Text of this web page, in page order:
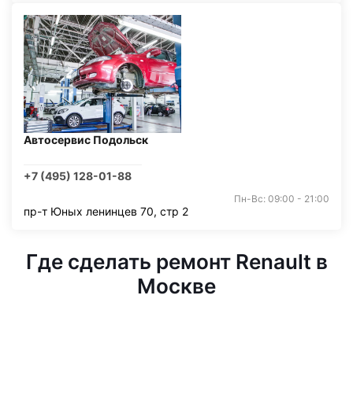
Автосервис Подольск
+7 (495) 128-01-88
Пн-Вс: 09:00 - 21:00
пр-т Юных ленинцев 70, стр 2
Где сделать ремонт Renault в
Москве